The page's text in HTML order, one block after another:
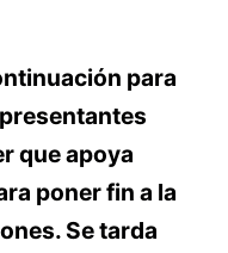
para
que apoya
poner fin a la
Se tarda